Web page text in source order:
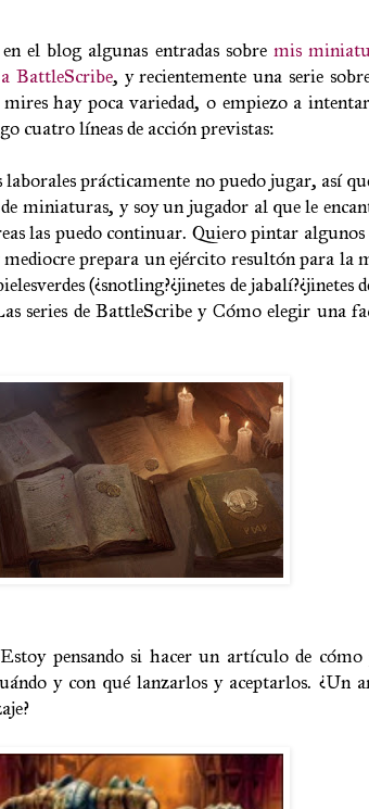
el blog algunas entradas sobre mis
BattleScribe, y recientemente una serie
hay poca variedad, o empiezo a
cuatro líneas de acción previstas:
prácticamente no puedo jugar, así
miniaturas, y soy un jugador al que le
las puedo continuar. Quiero pintar algunos
prepara un ejército resultón para la
(¿snotling?¿jinetes de jabalí?¿jinetes
series de BattleScribe y Cómo elegir una
pensando si hacer un artículo de
y con qué lanzarlos y aceptarlos. ¿Un